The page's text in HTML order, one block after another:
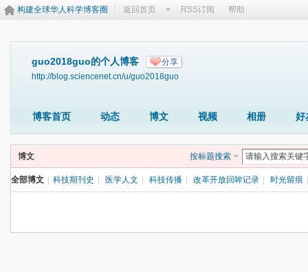
构建全球华人科学博客圈 返回首页 RSS订阅 帮助
guo2018guo的个人博客 分享
http://blog.sciencenet.cn/u/guo2018guo
博客首页 动态 博文 视频 相册 好
博文 按标题搜索
全部博文 科技期刊史 医学人文 科技传播 改革开放回眸记录 时光留痕